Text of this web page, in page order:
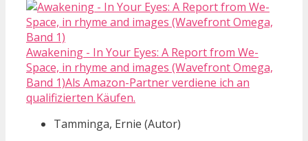
Awakening - In Your Eyes: A Report from We-
Space, in rhyme and images (Wavefront Omega,
Band 1)Als Amazon-Partner verdiene ich an
qualifizierten Käufen.
Tamminga, Ernie (Autor)